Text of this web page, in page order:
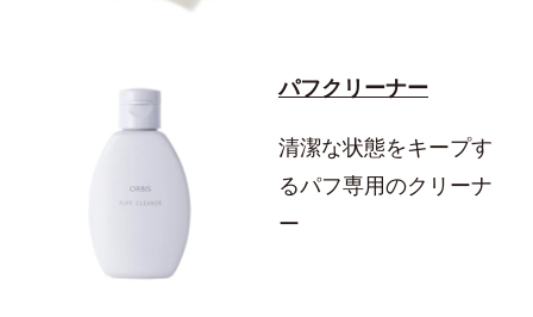
パフクリーナー
清潔な状態をキープす
るパフ専用のクリーナ
ー